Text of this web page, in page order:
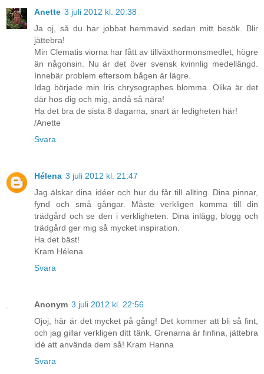
Anette 3 juli 2012 kl. 20:38
Ja oj, så du har jobbat hemmavid sedan mitt besök. Blir
jättebra!
Min Clematis viorna har fått av tillväxthormonsmedlet, högre
än någonsin. Nu är det över svensk kvinnlig medellängd.
Innebär problem eftersom bågen är lägre.
Idag började min Iris chrysographes blomma. Olika är det
där hos dig och mig, ändå så nära!
Ha det bra de sista 8 dagarna, snart är ledigheten här!
/Anette
Svara
Hélena 3 juli 2012 kl. 21:47
Jag älskar dina idéer och hur du får till allting. Dina pinnar,
fynd och små gångar. Måste verkligen komma till din
trädgård och se den i verkligheten. Dina inlägg, blogg och
trädgård ger mig så mycket inspiration.
Ha det bäst!
Kram Hélena
Svara
Anonym 3 juli 2012 kl. 22:56
Ojoj, här är det mycket på gång! Det kommer att bli så fint,
och jag gillar verkligen ditt tänk. Grenarna är finfina, jättebra
idé att använda dem så! Kram Hanna
Svara